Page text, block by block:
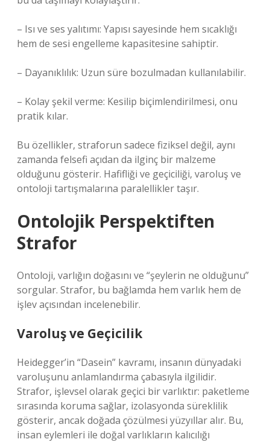
– Isı ve ses yalıtımı: Yapısı sayesinde hem sıcaklığı
hem de sesi engelleme kapasitesine sahiptir.
– Dayanıklılık: Uzun süre bozulmadan kullanılabilir.
– Kolay şekil verme: Kesilip biçimlendirilmesi, onu
pratik kılar.
Bu özellikler, straforun sadece fiziksel değil, aynı
zamanda felsefi açıdan da ilginç bir malzeme
olduğunu gösterir. Hafifliği ve geçiciliği, varoluş ve
ontoloji tartışmalarına paralellikler taşır.
Ontolojik Perspektiften
Strafor
Ontoloji, varlığın doğasını ve “şeylerin ne olduğunu”
sorgular. Strafor, bu bağlamda hem varlık hem de
işlev açısından incelenebilir.
Varoluş ve Geçicilik
Heidegger’in “Dasein” kavramı, insanın dünyadaki
varoluşunu anlamlandırma çabasıyla ilgilidir.
Strafor, işlevsel olarak geçici bir varlıktır: paketleme
sırasında koruma sağlar, izolasyonda süreklilik
gösterir, ancak doğada çözülmesi yüzyıllar alır. Bu,
insan eylemleri ile doğal varlıkların kalıcılığı